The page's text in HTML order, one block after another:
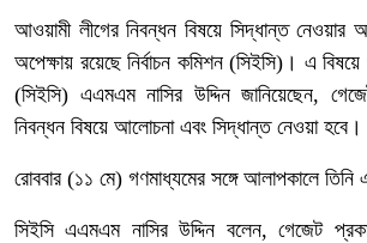
আওয়ামী লীগের নিবন্ধন বিষয়ে সিদ্ধান্ত নেওয়ার
অপেক্ষায় রয়েছে নির্বাচন কমিশন (সিইসি)। এ বিষয়ে
(সিইসি) এএমএম নাসির উদ্দিন জানিয়েছেন,
নিবন্ধন বিষয়ে আলোচনা এবং সিদ্ধান্ত নেওয়া হবে।
রোববার (১১ মে) গণমাধ্যমের সঙ্গে আলাপকালে
সিইসি এএমএম নাসির উদ্দিন বলেন, গেজেট